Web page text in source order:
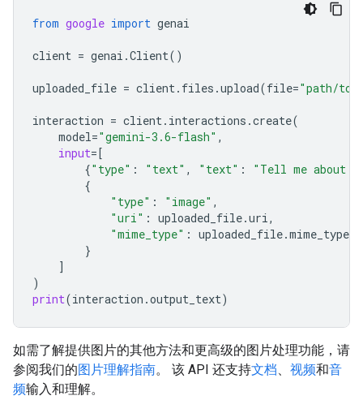
from google import genai
client = genai .Client()
uploaded_file = client. files .upload(file="path/to/
interaction = client. interactions .create(
model="gemini-3.6-flash" ,
input=[
{"type" : "text" , "text" :
"Tell me about
{
"type" : "image" ,
"uri" : uploaded_file.uri,
"mime_type" : uploaded_file.mime_type
}
]
)
print(interaction .output_text)
如需了解提供图片的其他方法和更高级的图片处理功能，请
参阅我们的图片理解指南。 该 API 还支持文档、 视频和音
频输入和理解。